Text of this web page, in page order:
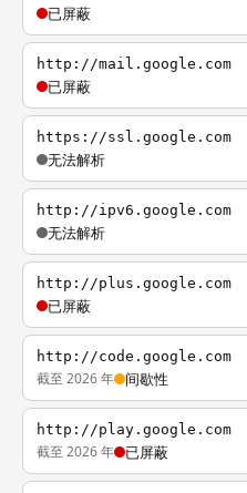
已屏蔽
http://mail.google.com
已屏蔽
https://ssl.google.com
无法解析
http://ipv6.google.com
无法解析
http://plus.google.com
已屏蔽
http://code.google.com
截至 2026 年 间歇性
http://play.google.com
截至 2026 年 已屏蔽